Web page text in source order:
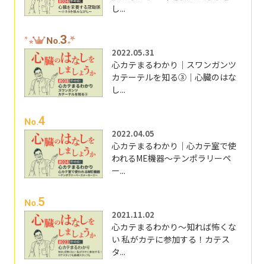
し...
No.3
2022.05.31
心カテまるわかり｜スワンガンツ
カテーテルを知る③｜心臓のはな
し...
No.4
2022.04.05
心カテまるわかり｜心カテ室で使
われるME機器～テンポラリーペ
ー...
No.5
2021.11.02
心カテまるわかり～知れば怖くな
い 私がカテに参加する！カテス
タ...